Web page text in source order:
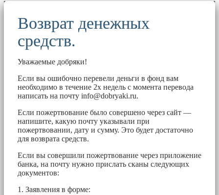
Возврат денежных
средств.
Уважаемые добряки!
Если вы ошибочно перевели деньги в фонд вам
необходимо в течение 2х недель с момента перевода
написать на почту info@dobryaki.ru.
Если пожертвование было совершено через сайт —
напишите, какую почту указывали при
пожертвовании, дату и сумму. Это будет достаточно
для возврата средств.
Если вы совершили пожертвование через приложение
банка, на почту нужно прислать сканы следующих
документов:
1. Заявления в форме: